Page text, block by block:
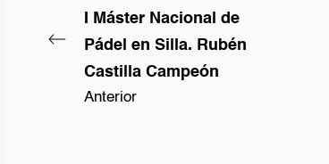
I Máster Nacional de
Pádel en Silla. Rubén
Castilla Campeón
Anterior